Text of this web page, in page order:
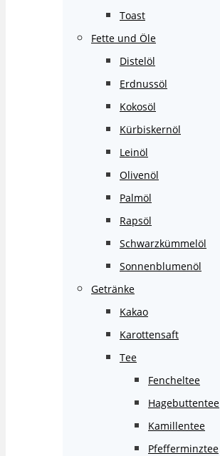
Toast
Fette und Öle
Distelöl
Erdnussöl
Kokosöl
Kürbiskernöl
Leinöl
Olivenöl
Palmöl
Rapsöl
Schwarzkümmelöl
Sonnenblumenöl
Getränke
Kakao
Karottensaft
Tee
Fencheltee
Hagebuttentee
Kamillentee
Pfefferminztee